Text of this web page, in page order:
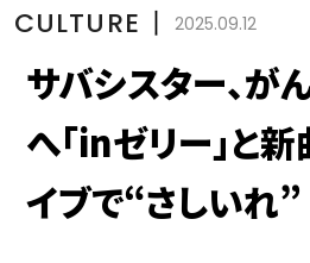
CULTURE 丨 2025.09.12
サバシスター、が
へ「inゼリー」と新
イブで“さしいれ”